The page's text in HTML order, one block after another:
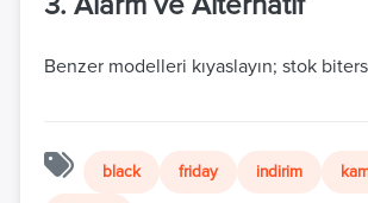
Benzer modelleri kıyaslayın; stok
black friday indirim